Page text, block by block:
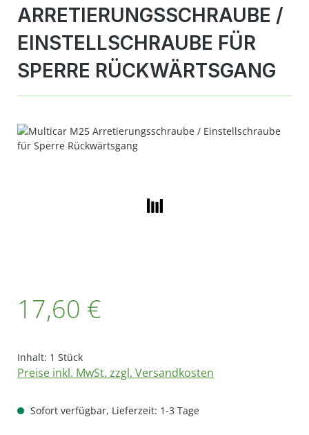
ARRETIERUNGSSCHRAUBE /
EINSTELLSCHRAUBE FÜR
SPERRE RÜCKWÄRTSGANG
Bildergalerie überspringen
17,60 €
Inhalt: 1 Stück
Preise inkl. MwSt. zzgl. Versandkosten
Sofort verfügbar, Lieferzeit: 1-3 Tage